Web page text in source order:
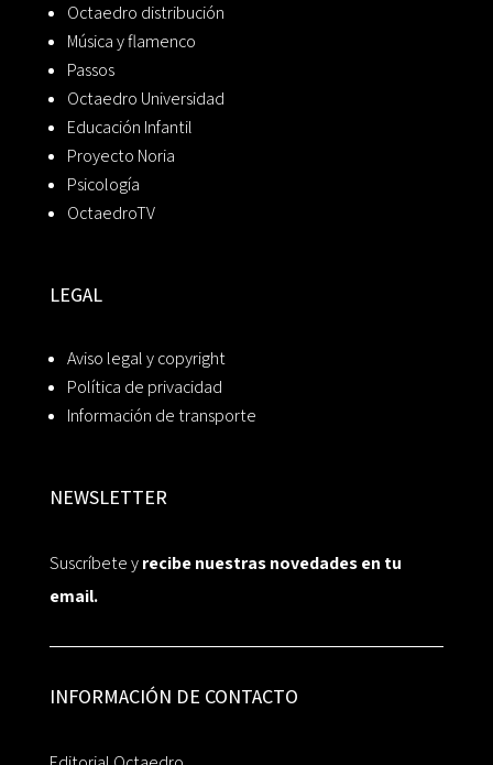
Octaedro distribución
Música y flamenco
Passos
Octaedro Universidad
Educación Infantil
Proyecto Noria
Psicología
OctaedroTV
LEGAL
Aviso legal y copyright
Política de privacidad
Información de transporte
NEWSLETTER
Suscríbete yrecibe nuestras novedades en tu
email.
INFORMACIÓN DE CONTACTO